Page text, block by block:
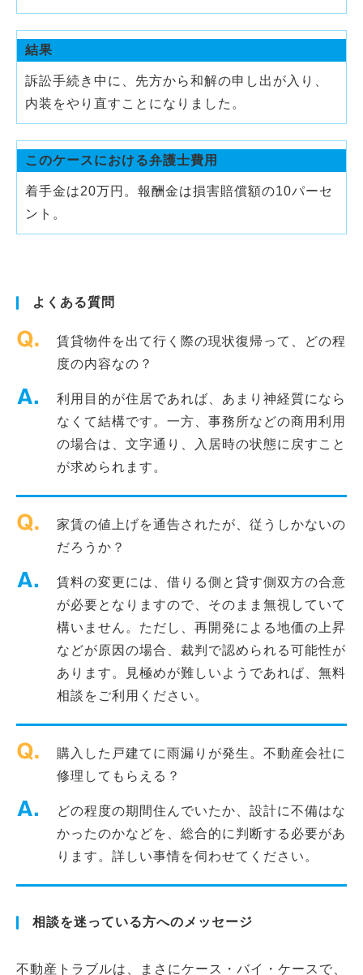
結果
訴訟手続き中に、先方から和解の申し出が入り、
内装をやり直すことになりました。
このケースにおける弁護士費用
着手金は20万円。報酬金は損害賠償額の10パーセ
ント。
よくある質問
賃貸物件を出て行く際の現状復帰って、どの程
度の内容なの？
利用目的が住居であれば、あまり神経質になら
なくて結構です。一方、事務所などの商用利用
の場合は、文字通り、入居時の状態に戻すこと
が求められます。
家賃の値上げを通告されたが、従うしかないの
だろうか？
賃料の変更には、借りる側と貸す側双方の合意
が必要となりますので、そのまま無視していて
構いません。ただし、再開発による地価の上昇
などが原因の場合、裁判で認められる可能性が
あります。見極めが難しいようであれば、無料
相談をご利用ください。
購入した戸建てに雨漏りが発生。不動産会社に
修理してもらえる？
どの程度の期間住んでいたか、設計に不備はな
かったのかなどを、総合的に判断する必要があ
ります。詳しい事情を伺わせてください。
相談を迷っている方へのメッセージ
不動産トラブルは、まさにケース・バイ・ケースで、